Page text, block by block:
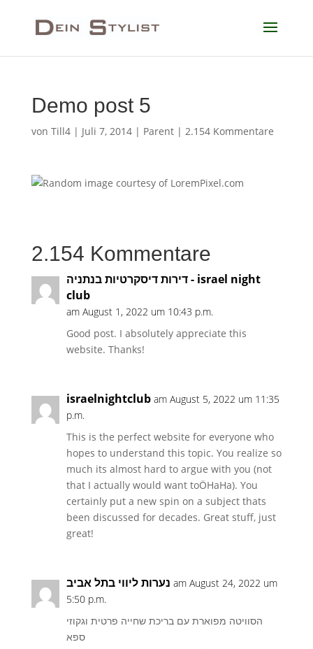
Demo post 5
von Till4| Juli 7, 2014| Parent| 2.154 Kommentare
2.154 Kommentare
דירות דיסקרטיות בנתניה - israel night
club
am August 1, 2022 um 10:43 p.m.
Good post. I absolutely appreciate this
website. Thanks!
israelnightclub am August 5, 2022 um 11:35
p.m.
This is the perfect website for everyone who
hopes to understand this topic. You realize so
much its almost hard to argue with you (not
that I actually would want toÖHaHa). You
certainly put a new spin on a subject thats
been discussed for decades. Great stuff, just
great!
נערות ליווי בתל אביב am August 24, 2022 um
5:50 p.m.
הסוויטה מפוארת עם בריכת שחייה פרטית וגקוזי
ספא